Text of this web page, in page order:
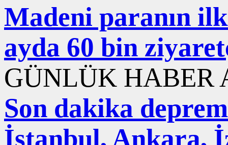
Madeni paranın
ayda 60 bin
GÜNLÜK HABER
Son dakika
İstanbul, Ankara,